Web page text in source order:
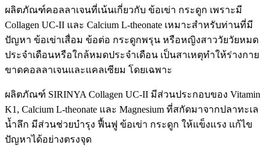
ผลิตภัณฑ์คอลลาเจนที่เน้นเกี่ยวกับ ข้อเข่า กระดูก เพราะมี
Collagen UC-II และ Calcium L-theonate เหมาะสำหรับท่านที่มี
ปัญหา ข้อเข่าเสื่อม ข้อต่อ กระดูกพรุน หรือหญิงสาววัยวัยหมด
ประจำเดือนหรือใกล้หมดประจำเดือน เป็นสาเหตุทำให้ร่างกาย
ขาดคอลลาเจนและแคลเซียม โดยเฉพาะ
ผลิตภัณฑ์ SIRINYA Collagen UC-II มีส่วนประกอบของ Vitamin
K1, Calcium L-theonate และ Magnesium ที่สกัดมาจากปลาทะเล
น้ำลึก มีส่วนช่วยบำรุง ฟื้นฟู ข้อเข่า กระดูก ให้แข็งแรง แก้ไข
ปัญหาได้อย่างตรงจุด